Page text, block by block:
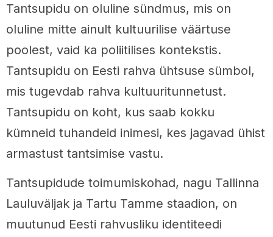
Tantsupidu on oluline sündmus, mis on
oluline mitte ainult kultuurilise väärtuse
poolest, vaid ka poliitilises kontekstis.
Tantsupidu on Eesti rahva ühtsuse sümbol,
mis tugevdab rahva kultuuritunnetust.
Tantsupidu on koht, kus saab kokku
kümneid tuhandeid inimesi, kes jagavad ühist
armastust tantsimise vastu.
Tantsupidude toimumiskohad, nagu Tallinna
Lauluväljak ja Tartu Tamme staadion, on
muutunud Eesti rahvusliku identiteedi